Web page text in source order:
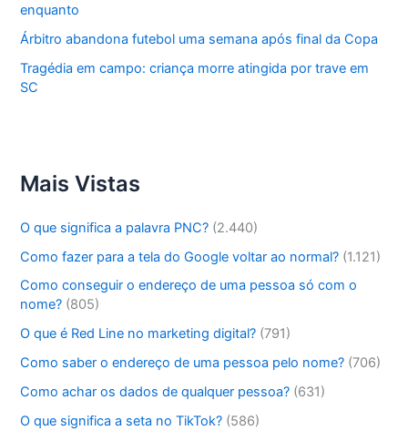
enquanto
Árbitro abandona futebol uma semana após final da Copa
Tragédia em campo: criança morre atingida por trave em
SC
Mais Vistas
O que significa a palavra PNC? (2.440)
Como fazer para a tela do Google voltar ao normal? (1.121)
Como conseguir o endereço de uma pessoa só com o
nome? (805)
O que é Red Line no marketing digital? (791)
Como saber o endereço de uma pessoa pelo nome? (706)
Como achar os dados de qualquer pessoa? (631)
O que significa a seta no TikTok? (586)